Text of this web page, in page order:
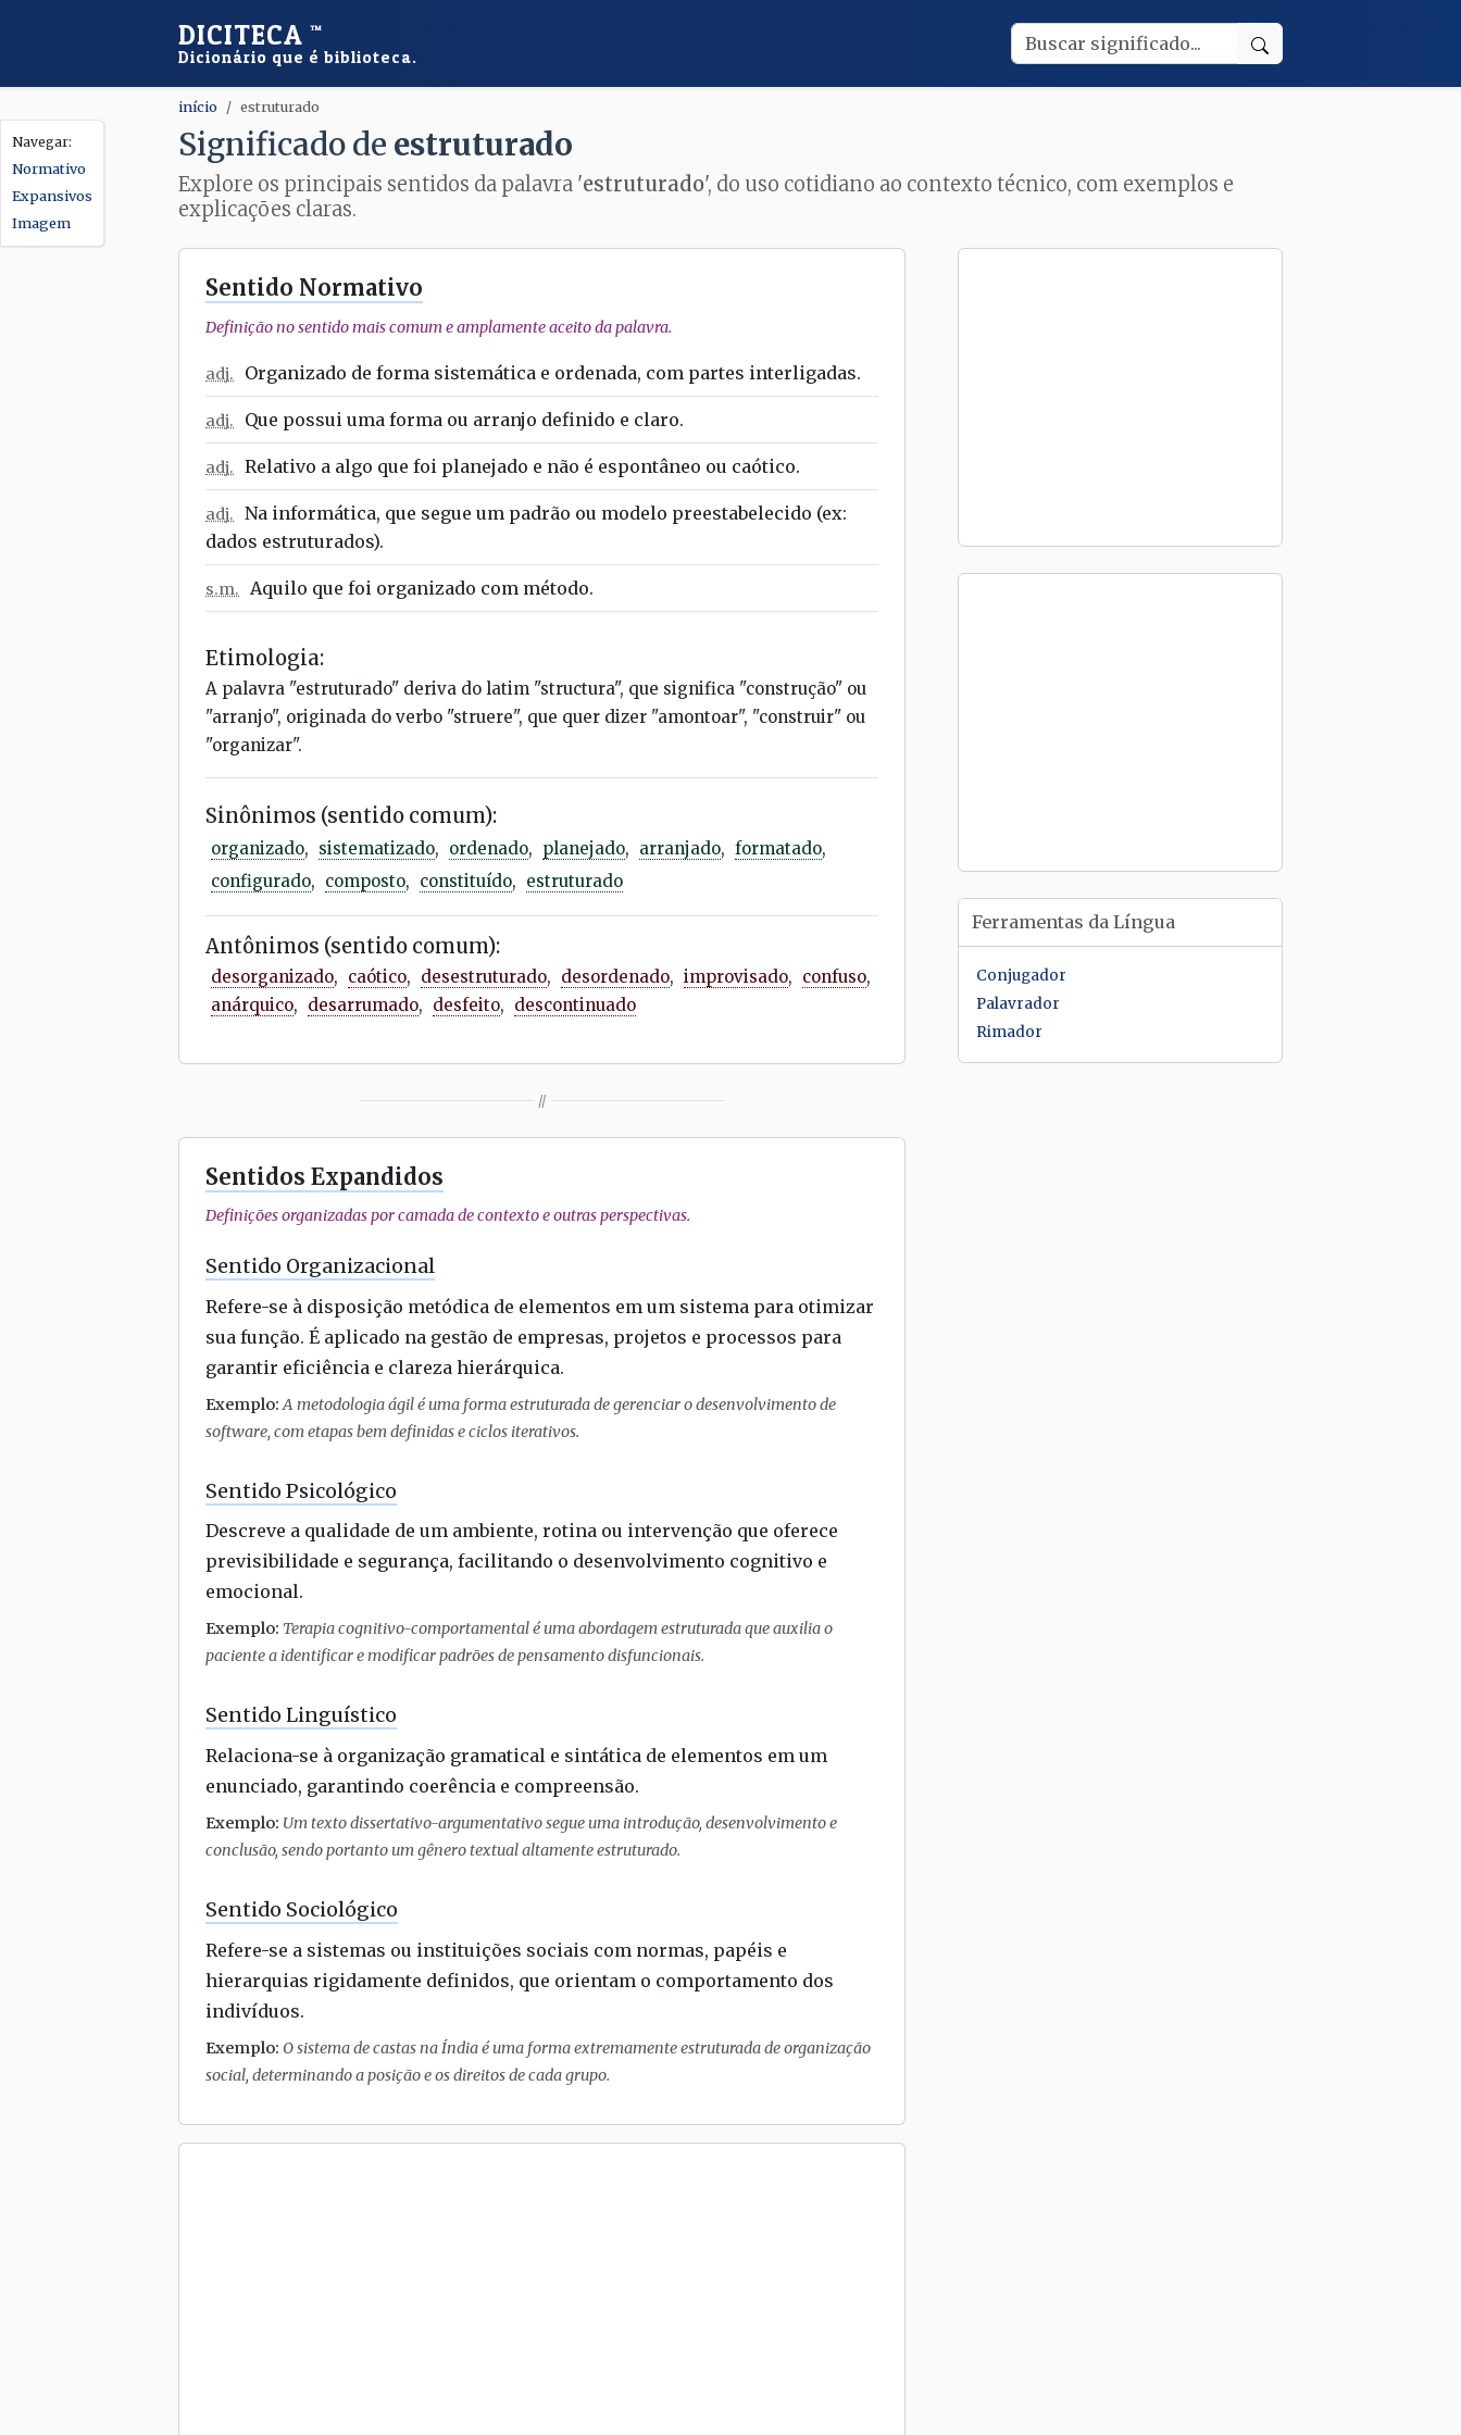
DICITECA ™
Dicionário que é biblioteca.
início estruturado
Significado de estruturado
Explore os principais sentidos da palavra 'estruturado', do uso cotidiano ao contexto técnico, com exemplos e
explicações claras.
Sentido Normativo
Definição no sentido mais comum e amplamente aceito da palavra.
adj. Organizado de forma sistemática e ordenada, com partes interligadas.
adj. Que possui uma forma ou arranjo definido e claro.
adj. Relativo a algo que foi planejado e não é espontâneo ou caótico.
adj.
Na informática, que segue um padrão ou modelo preestabelecido (ex:
dados estruturados).
s.m. Aquilo que foi organizado com método.
Etimologia:
A palavra "estruturado" deriva do latim "structura", que significa "construção" ou
"arranjo", originada do verbo "struere", que quer dizer "amontoar", "construir" ou
"organizar".
Sinônimos (sentido comum):
organizado, sistematizado, ordenado, planejado, arranjado, formatado,
configurado, composto, constituído, estruturado
Antônimos (sentido comum):
desorganizado, caótico, desestruturado, desordenado, improvisado, confuso,
anárquico, desarrumado, desfeito, descontinuado
//
Sentidos Expandidos
Definições organizadas por camada de contexto e outras perspectivas.
Sentido Organizacional
Refere-se à disposição metódica de elementos em um sistema para otimizar
sua função. É aplicado na gestão de empresas, projetos e processos para
garantir eficiência e clareza hierárquica.
Exemplo:A metodologia ágil é uma forma estruturada de gerenciar o desenvolvimento de
software, com etapas bem definidas e ciclos iterativos.
Sentido Psicológico
Descreve a qualidade de um ambiente, rotina ou intervenção que oferece
previsibilidade e segurança, facilitando o desenvolvimento cognitivo e
emocional.
Exemplo: Terapia cognitivo-comportamental é uma abordagem estruturada que auxilia o
paciente a identificar e modificar padrões de pensamento disfuncionais.
Sentido Linguístico
Relaciona-se à organização gramatical e sintática de elementos em um
enunciado, garantindo coerência e compreensão.
Exemplo: Um texto dissertativo-argumentativo segue uma introdução, desenvolvimento e
conclusão, sendo portanto um gênero textual altamente estruturado.
Sentido Sociológico
Refere-se a sistemas ou instituições sociais com normas, papéis e
hierarquias rigidamente definidos, que orientam o comportamento dos
indivíduos.
Exemplo: O sistema de castas na Índia é uma forma extremamente estruturada de organização
social, determinando a posição e os direitos de cada grupo.
Ferramentas da Língua
Conjugador
Palavrador
Rimador
Normativo
Expansivos
Imagem